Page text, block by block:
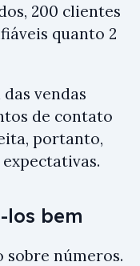
200 clientes
quanto 2
vendas
de contato
portanto,
los bem
sobre números.